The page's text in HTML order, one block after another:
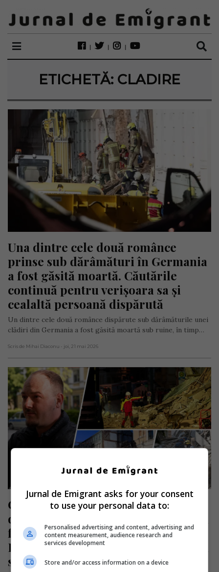
ETICHETĂ: CLADIRE
Una dintre cele două românce
prinse sub dărâmături în Germania
a fost găsită moartă. Căutările
continuă pentru verișoara sa și
cealaltă persoană dispărută
Un dintre cele două românce dispărute sub dărâmăturile unei
clădiri din Germania a fost găsită moartă sub ruine, în timp…
Scris de Mihai Diaconu - joi, 21 mai 2026
Cele două românce prinse sub
dărâmături în Germania, încă nu au
fost salvate după 24 de ore.
Logodnicul uneia dintre ele: „Voiam
să ne căsătorim în vară”
Jurnal de Emigrant asks for your consent
to use your personal data to:
Personalised advertising and content, advertising and
content measurement, audience research and
services development
Store and/or access information on a device